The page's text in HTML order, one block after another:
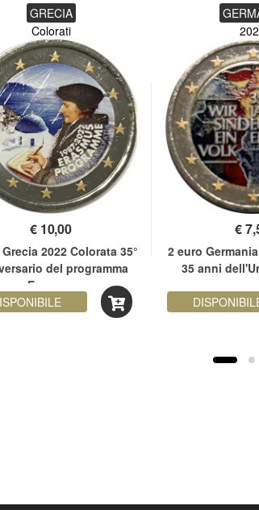
GRECIA
Colorati
€ 10,00
2022 Colorata 35°
del programma
Erasmus
€
2 euro
35 anni